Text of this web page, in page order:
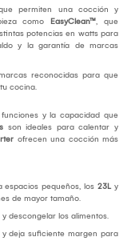
permiten una cocción y
como EasyClean™, que
potencias en watts para
y la garantía de marcas
reconocidas para que
cocina.
y la capacidad que
son ideales para calentar y
ofrecen una cocción más
pequeños, los 23Ly
de mayor tamaño.
descongelar los alimentos.
deja suficiente margen para